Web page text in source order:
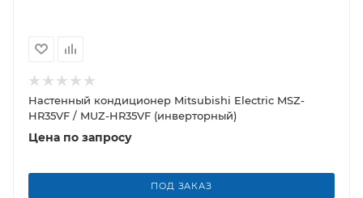
Настенный кондиционер Mitsubishi Electric MSZ-
HR35VF / MUZ-HR35VF (инверторный)
Цена по запросу
ПОД ЗАКАЗ